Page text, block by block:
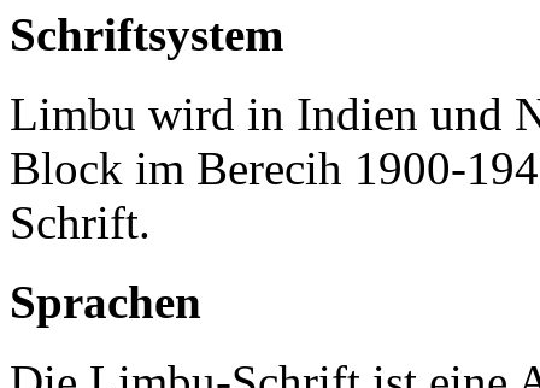
Schriftsystem
Limbu wird in Indien und
Block im Berecih 1900-
Schrift.
Sprachen